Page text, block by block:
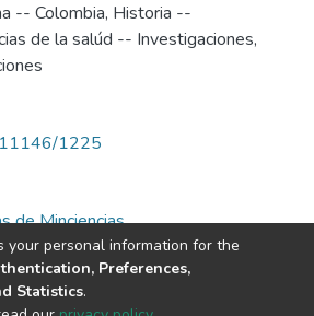
-- Colombia, Historia --
de la salúd -- Investigaciones,
1225
de Minciencias
your personal information for the
Preferences,
Statistics.